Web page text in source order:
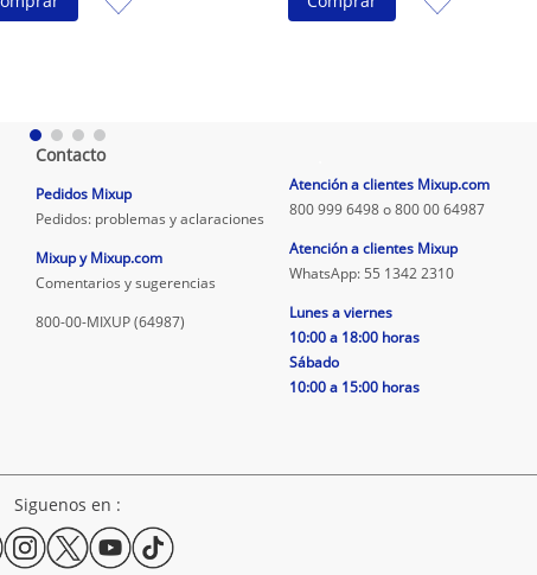
Contacto
Pedidos Mixup
Pedidos: problemas y aclaraciones
Mixup y Mixup.com
Comentarios y sugerencias
800-00-MIXUP (64987)
Atención a clientes Mixup.com
800 999 6498 o 800 00 64987
Atención a clientes Mixup
WhatsApp: 55 1342 2310
Lunes a viernes
10:00 a 18:00 horas
Sábado
10:00 a 15:00 horas
Siguenos en :